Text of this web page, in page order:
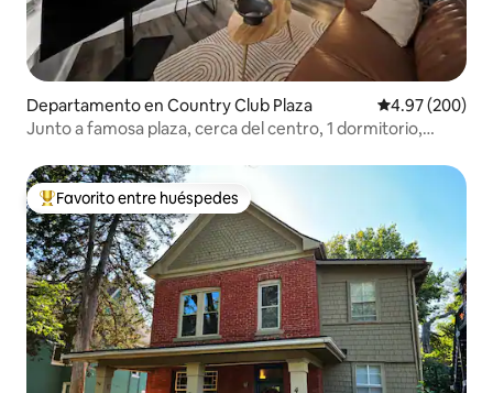
Departamento en Country Club Plaza Calificación
4.97 (200)
Junto a famosa plaza, cerca del centro, 1 dormitorio,
De los mejores en Favorito entre huéspedes
Favorito entre huéspedes